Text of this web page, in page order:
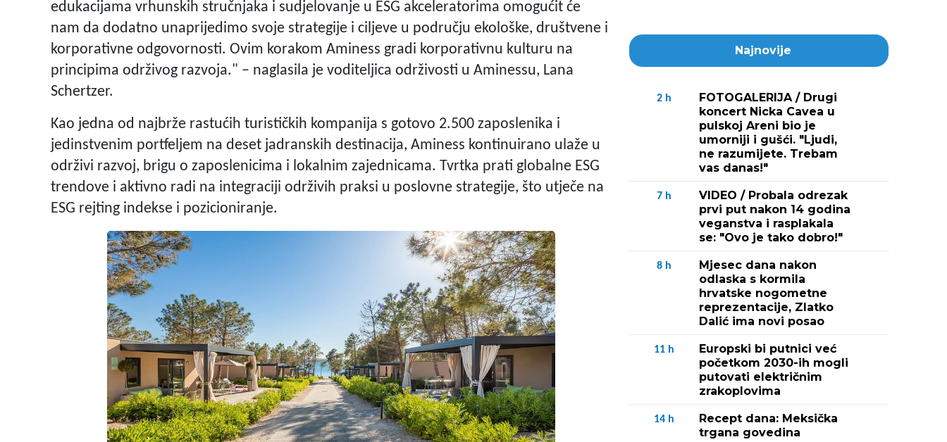
edukacijama vrhunskih stručnjaka i sudjelovanje u ESG akceleratorima omogućit će
nam da dodatno unaprijedimo svoje strategije i ciljeve u području ekološke, društvene i
korporativne odgovornosti. Ovim korakom Aminess gradi korporativnu kulturu na
principima održivog razvoja." – naglasila je voditeljica održivosti u Aminessu, Lana
Schertzer.
Kao jedna od najbrže rastućih turističkih kompanija s gotovo 2.500 zaposlenika i
jedinstvenim portfeljem na deset jadranskih destinacija, Aminess kontinuirano ulaže u
održivi razvoj, brigu o zaposlenicima i lokalnim zajednicama. Tvrtka prati globalne ESG
trendove i aktivno radi na integraciji održivih praksi u poslovne strategije, što utječe na
ESG rejting indekse i pozicioniranje.
Najnovije
2 h
FOTOGALERIJA / Drugi
koncert Nicka Cavea u
pulskoj Areni bio je
umorniji i gušći. "Ljudi,
ne razumijete. Trebam
vas danas!"
7 h
VIDEO / Probala odrezak
prvi put nakon 14 godina
veganstva i rasplakala
se: "Ovo je tako dobro!"
8 h
Mjesec dana nakon
odlaska s kormila
hrvatske nogometne
reprezentacije, Zlatko
Dalić ima novi posao
11 h
Europski bi putnici već
početkom 2030-ih mogli
putovati električnim
zrakoplovima
14 h
Recept dana: Meksička
trgana govedina